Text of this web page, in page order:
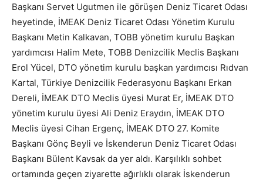
Başkanı Servet Ugutmen ile görüşen Deniz Ticaret Odası
heyetinde, İMEAK Deniz Ticaret Odası Yönetim Kurulu
Başkanı Metin Kalkavan, TOBB yönetim kurulu Başkan
yardımcısı Halim Mete, TOBB Denizcilik Meclis Başkanı
Erol Yücel, DTO yönetim kurulu başkan yardımcısı Rıdvan
Kartal, Türkiye Denizcilik Federasyonu Başkanı Erkan
Dereli, İMEAK DTO Meclis üyesi Murat Er, İMEAK DTO
yönetim kurulu üyesi Ali Deniz Eraydın, İMEAK DTO
Meclis üyesi Cihan Ergenç, İMEAK DTO 27. Komite
Başkanı Gönç Beyli ve İskenderun Deniz Ticaret Odası
Başkanı Bülent Kavsak da yer aldı. Karşılıklı sohbet
ortamında geçen ziyarette ağırlıklı olarak İskenderun